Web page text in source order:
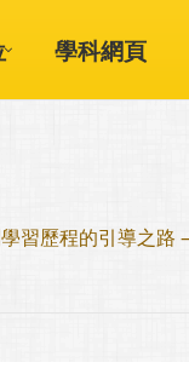
學科網頁
習歷程的引導之